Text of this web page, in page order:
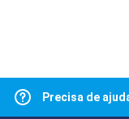
Precisa de